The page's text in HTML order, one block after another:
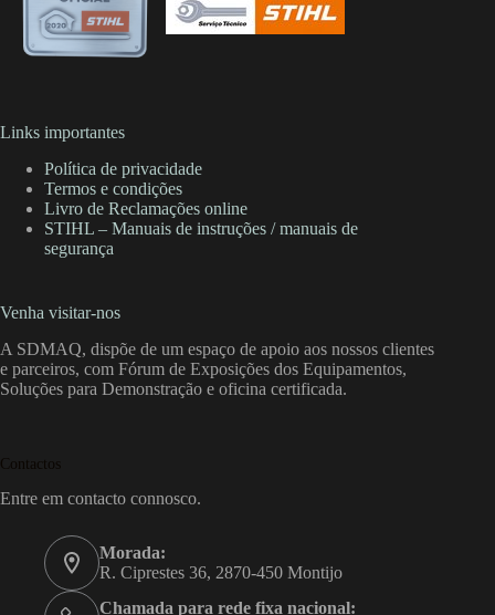
Links importantes
Política de privacidade
Termos e condições
Livro de Reclamações online
STIHL – Manuais de instruções / manuais de
segurança
Venha visitar-nos
A SDMAQ, dispõe de um espaço de apoio aos nossos clientes
e parceiros, com Fórum de Exposições dos Equipamentos,
Soluções para Demonstração e oficina certificada.
Contactos
Entre em contacto connosco.
Morada:
R. Ciprestes 36, 2870-450 Montijo
Chamada para rede fixa nacional: